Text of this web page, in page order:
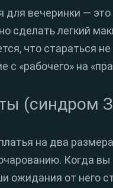
для вечеринки — это
сделать легкий
что стараться
с «рабочего» на
(синдром
на два
Когда
ожидания от него